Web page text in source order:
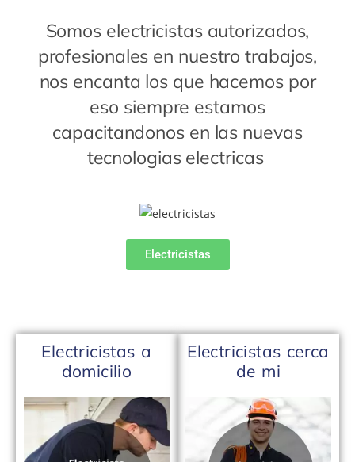
Somos electricistas autorizados,
profesionales en nuestro trabajos,
nos encanta los que hacemos por
eso siempre estamos
capacitandonos en las nuevas
tecnologias electricas
Electricistas
Electricistas a
domicilio
Electricistas cerca
de mi